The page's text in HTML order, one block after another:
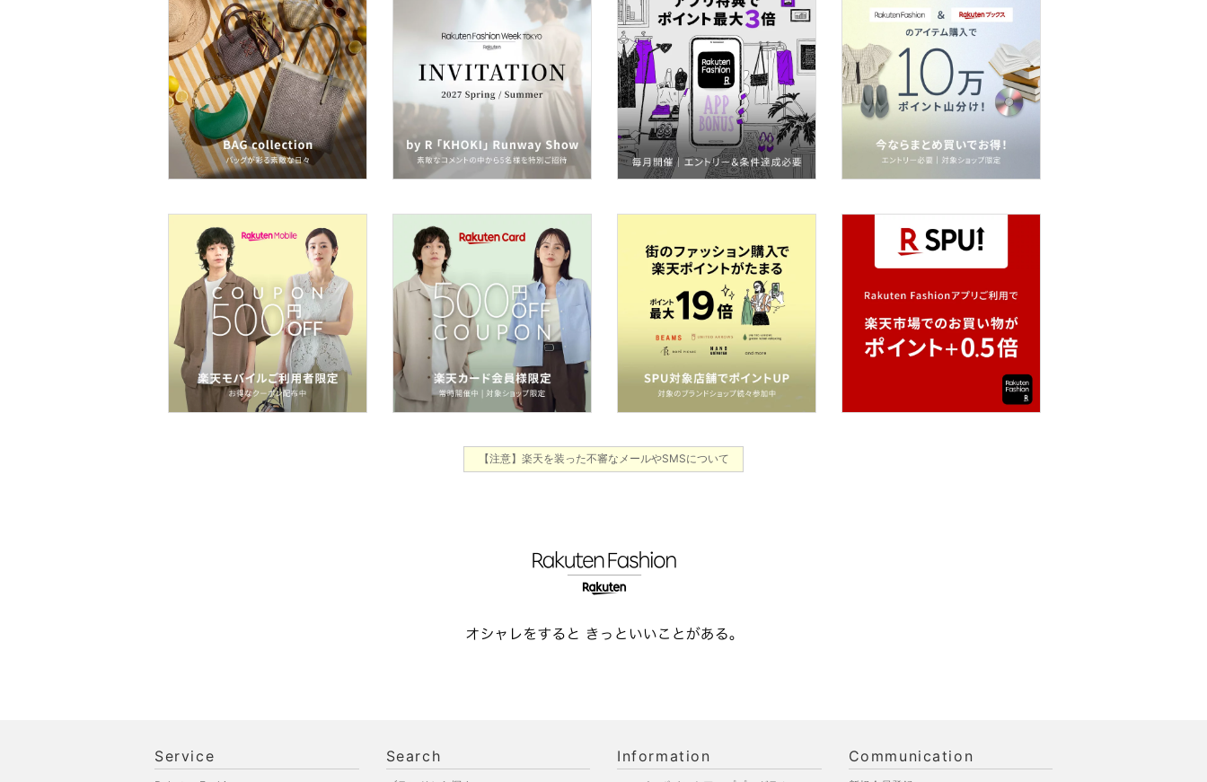
ネイル
ボディケア・オーラルケ
ア
ヘアケア
フレグランス
メイク道具・美容器具
コフレ・キット・セット
食器・調理器具・キッチ
ン用品
インテリア・生活雑貨
スマホグッズ・オーディ
【注意】楽天を装った不審なメールやSMSについて
Service Search Information Communication